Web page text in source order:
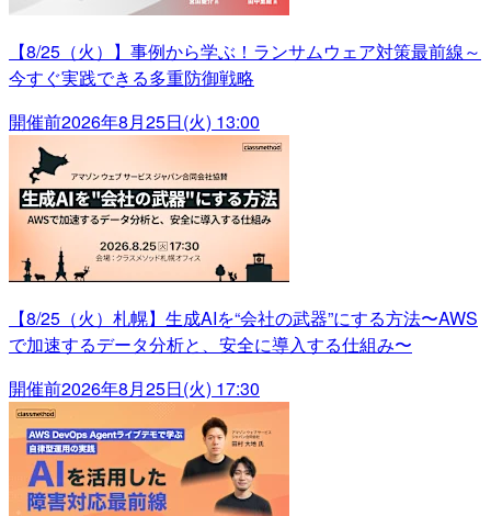
【8/25（火）】事例から学ぶ！ランサムウェア対策最前線～
今すぐ実践できる多重防御戦略
開催前2026年8月25日(火) 13:00
【8/25（火）札幌】生成AIを“会社の武器”にする方法〜AWS
で加速するデータ分析と、安全に導入する仕組み〜
開催前2026年8月25日(火) 17:30